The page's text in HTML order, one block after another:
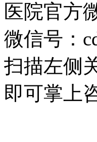
医院官方
微信号：
扫描左侧
即可掌上